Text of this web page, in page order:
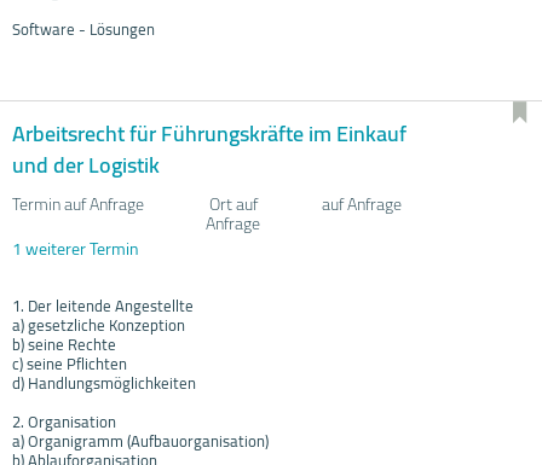
Software - Lösungen
Arbeitsrecht für Führungskräfte im Einkauf
und der Logistik
Termin auf Anfrage Ort auf
Anfrage
auf Anfrage
1 weiterer Termin
1. Der leitende Angestellte
a) gesetzliche Konzeption
b) seine Rechte
c) seine Pflichten
d) Handlungsmöglichkeiten
2. Organisation
a) Organigramm (Aufbauorganisation)